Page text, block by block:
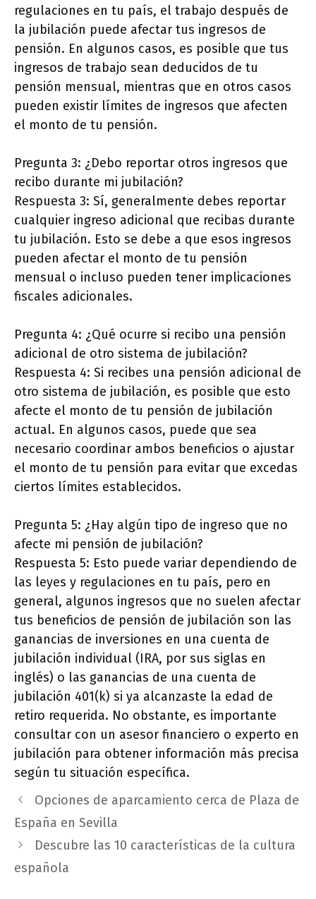
regulaciones en tu país, el trabajo después de
la jubilación puede afectar tus ingresos de
pensión. En algunos casos, es posible que tus
ingresos de trabajo sean deducidos de tu
pensión mensual, mientras que en otros casos
pueden existir límites de ingresos que afecten
el monto de tu pensión.
Pregunta 3: ¿Debo reportar otros ingresos que
recibo durante mi jubilación?
Respuesta 3: Sí, generalmente debes reportar
cualquier ingreso adicional que recibas durante
tu jubilación. Esto se debe a que esos ingresos
pueden afectar el monto de tu pensión
mensual o incluso pueden tener implicaciones
fiscales adicionales.
Pregunta 4: ¿Qué ocurre si recibo una pensión
adicional de otro sistema de jubilación?
Respuesta 4: Si recibes una pensión adicional de
otro sistema de jubilación, es posible que esto
afecte el monto de tu pensión de jubilación
actual. En algunos casos, puede que sea
necesario coordinar ambos beneficios o ajustar
el monto de tu pensión para evitar que excedas
ciertos límites establecidos.
Pregunta 5: ¿Hay algún tipo de ingreso que no
afecte mi pensión de jubilación?
Respuesta 5: Esto puede variar dependiendo de
las leyes y regulaciones en tu país, pero en
general, algunos ingresos que no suelen afectar
tus beneficios de pensión de jubilación son las
ganancias de inversiones en una cuenta de
jubilación individual (IRA, por sus siglas en
inglés) o las ganancias de una cuenta de
jubilación 401(k) si ya alcanzaste la edad de
retiro requerida. No obstante, es importante
consultar con un asesor financiero o experto en
jubilación para obtener información más precisa
según tu situación específica.
Opciones de aparcamiento cerca de Plaza de
España en Sevilla
Descubre las 10 características de la cultura
española